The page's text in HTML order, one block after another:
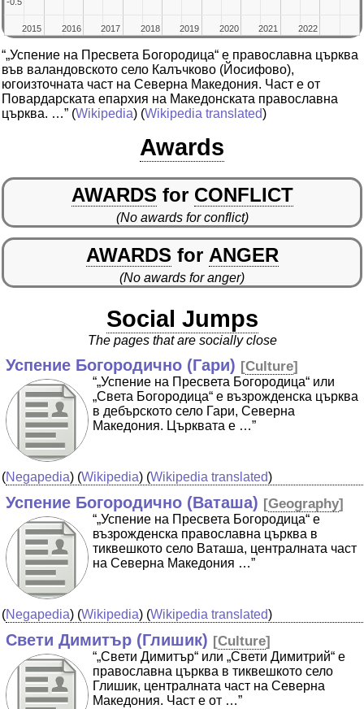
2015
2015 2016
2016 2017
2017 2018
2018 2019
2019 2020
2020 2021
2021 2022
2022
“„Успение на Пресвета Богородица“ е православна църква
във валандовското село Калъчково (Йосифово),
югоизточната част на Северна Македония. Част е от
Повардарската епархия на Македонската православна
църква. …” (Wikipedia) (Wikipedia translated)
Awards
AWARDS for CONFLICT
(No awards for conflict)
AWARDS for ANGER
(No awards for anger)
Social Jumps
The pages that are socially close
Успение Богородично (Гари) [Culture]
“„Успение на Пресвета Богородица“ или
„Света Богородица“ е възрожденска църква
в дебърското село Гари, Северна
Македония. Църквата е …”
(Negapedia) (Wikipedia) (Wikipedia translated)
Успение Богородично (Ваташа) [Geography]
“„Успение на Пресвета Богородица“ е
възрожденска православна църква в
тиквешкото село Ваташа, централната част
на Северна Македония …”
(Negapedia) (Wikipedia) (Wikipedia translated)
Свети Димитър (Глишик) [Culture]
“„Свети Димитър“ или „Свети Димитрий“ е
православна църква в тиквешкото село
Глишик, централната част на Северна
Македония. Част е от …”